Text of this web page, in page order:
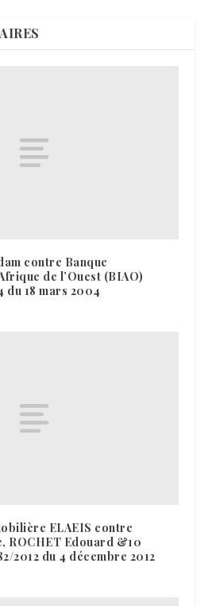
contre Banque
de l’Ouest (BIAO)
du 18 mars 2004
ELAEIS contre
ROCHET Edouard &10
2012 du 4 décembre 2012